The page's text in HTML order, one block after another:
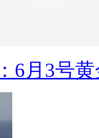
6月3号黄